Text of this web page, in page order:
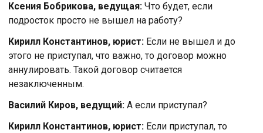
Ксения Бобрикова, ведущая: Что будет, если
подросток просто не вышел на работу?
Кирилл Константинов, юрист: Если не вышел и до
этого не приступал, что важно, то договор можно
аннулировать. Такой договор считается
незаключенным.
Василий Киров, ведущий: А если приступал?
Кирилл Константинов, юрист: Если приступал, то